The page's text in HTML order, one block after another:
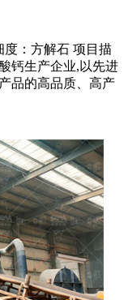
：方解石 项目描
钙生产企业,以先进
品的高品质、高产